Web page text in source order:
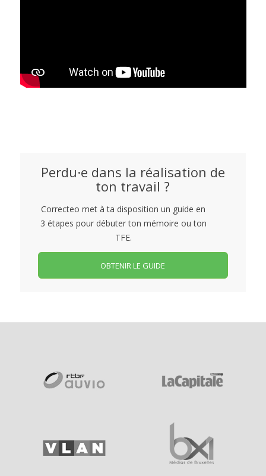
Perdu·e dans la réalisation de
ton travail ?
Correcteo met à ta disposition un guide en
3 étapes pour débuter ton mémoire ou ton
TFE.
OBTENIR LE GUIDE